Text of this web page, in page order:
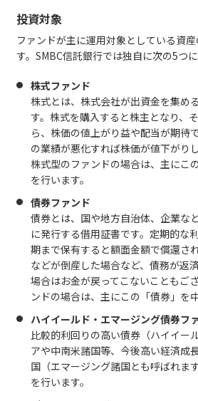
投資対象
ファンドが主に運用対象としている資
す。SMBC信託銀行では独自に次の5つ
株式ファンド
株式とは、株式会社が出資金を集め
す。株式を購入すると株主となり、
ら、株価の値上がり益や配当が期待
の業績が悪化すれば株価が値下がり
株式型のファンドの場合は、主にこ
を行います。
債券ファンド
債券とは、国や地方自治体、企業な
に発行する借用証書です。定期的な
期まで保有すると額面金額で償還さ
などが倒産した場合など、債務が返
場合はお金が戻ってこないこともご
ンドの場合は、主にこの「債券」を
ハイイールド・エマージング債券フ
比較的利回りの高い債券（ハイイー
アや中南米諸国等、今後高い経済成
国（エマージング諸国とも呼ばれま
を行います。